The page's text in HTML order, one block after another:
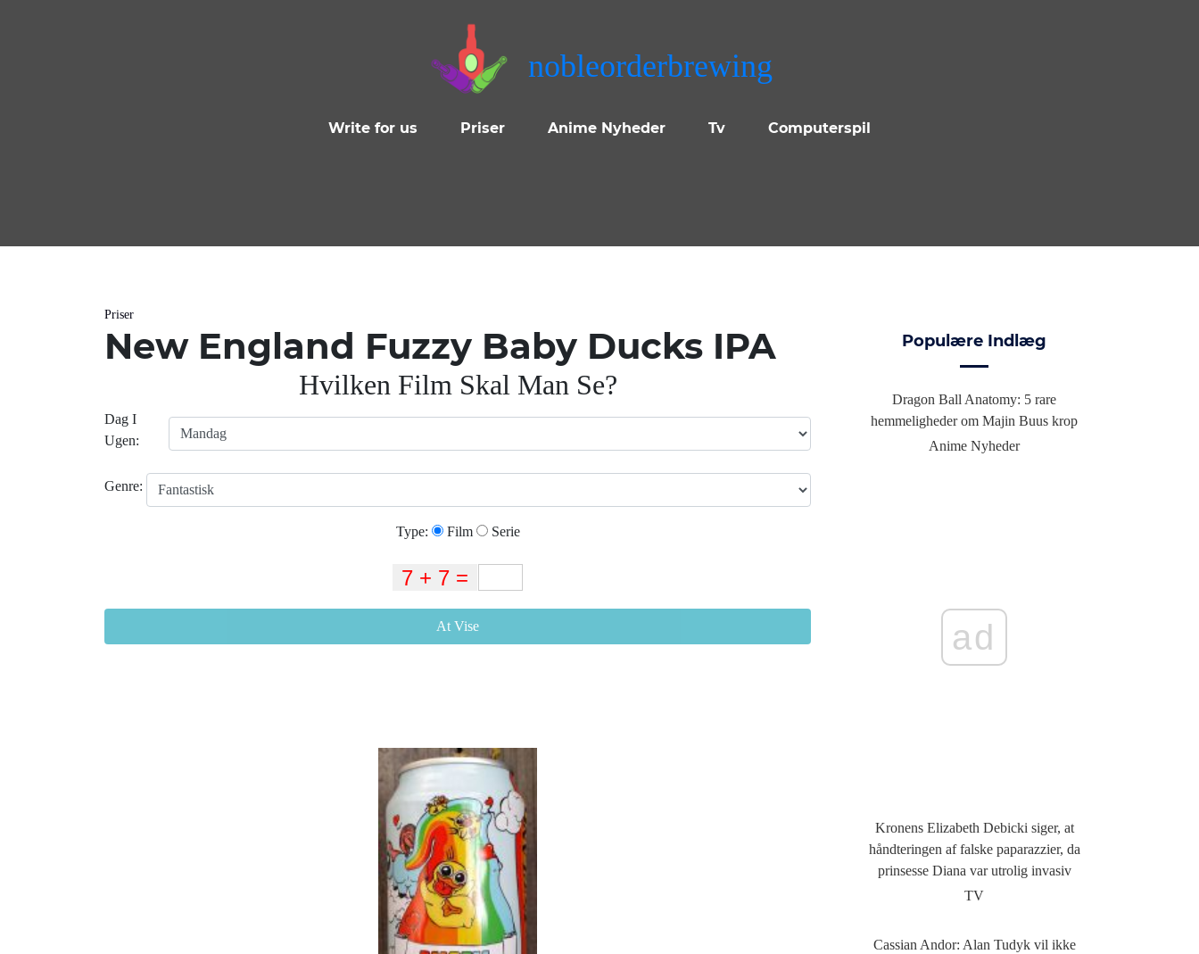
nobleorderbrewing
Write for us Priser Anime Nyheder Tv Computerspil
Priser
New England Fuzzy Baby Ducks IPA
Hvilken Film Skal Man Se?
Dag I
Ugen:
Genre:
Type: Film Serie
At Vise
Populære Indlæg
Dragon Ball Anatomy: 5 rare
hemmeligheder om Majin Buus krop
Anime Nyheder
ad
Kronens Elizabeth Debicki siger, at
håndteringen af ​​falske paparazzier, da
prinsesse Diana var utrolig invasiv
TV
Cassian Andor: Alan Tudyk vil ikke